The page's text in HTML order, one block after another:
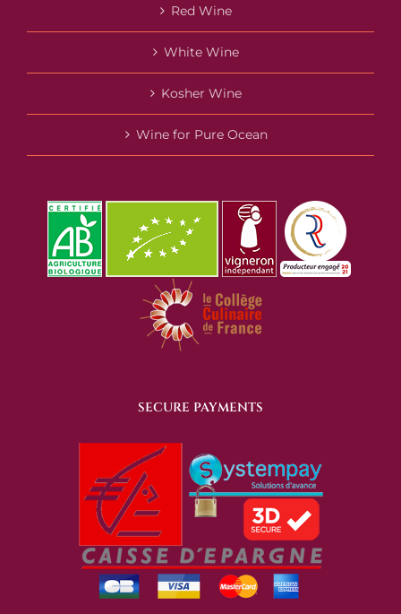
Red Wine
White Wine
Kosher Wine
Wine for Pure Ocean
SECURE PAYMENTS